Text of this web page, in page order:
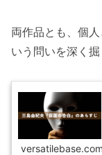
両作品とも、個
いう問いを深く掘
versatilebase.com